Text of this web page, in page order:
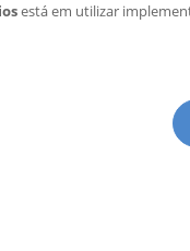
está em utilizar